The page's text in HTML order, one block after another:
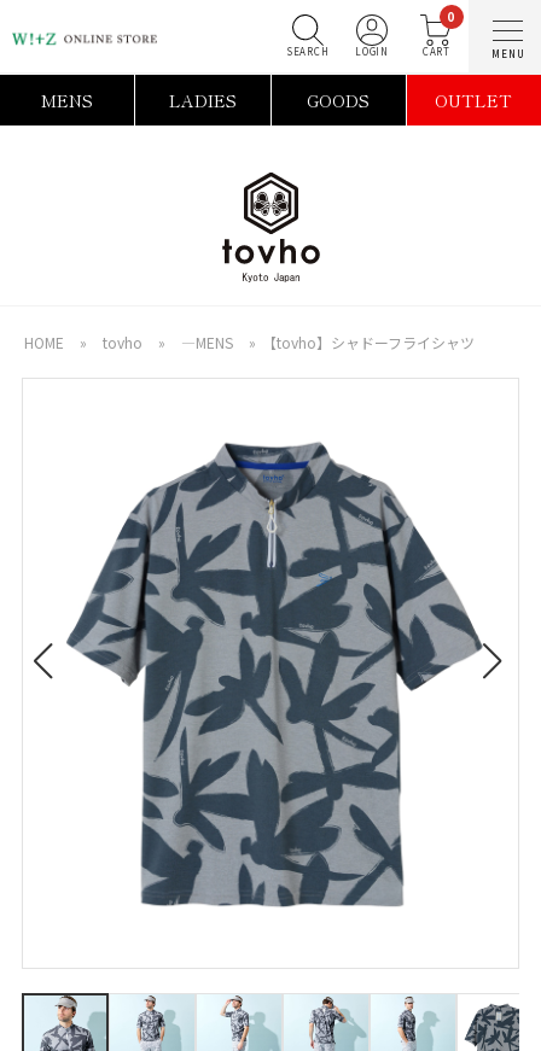
0
MENS LADIES GOODS OUTLET
HOME » tovho » ―MENS » 【tovho】シャドーフライシャツ